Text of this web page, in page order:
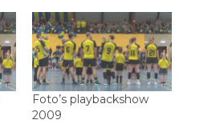
Foto’s playbackshow
2009